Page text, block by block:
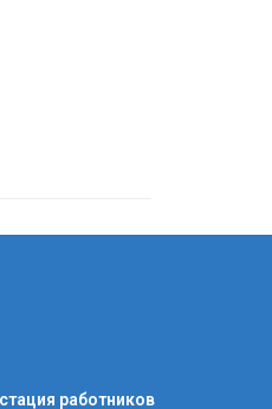
работников